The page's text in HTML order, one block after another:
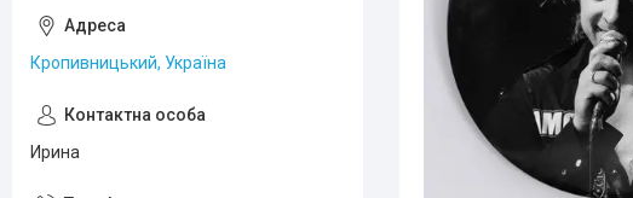
Кропивницький, Україна
Ирина